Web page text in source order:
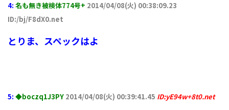
4: 名も無き被検体774号+ 2014/04/08(火) 00:38:09.23
ID:/bj/F8dX0.net
とりま、スペックはよ
5: ◆boczq1J3PY 2014/04/08(火) 00:39:41.45 ID:yE94w+8t0.net